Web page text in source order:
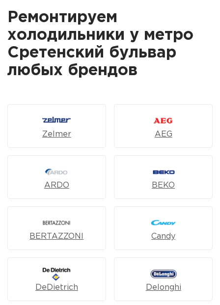
Ремонтируем
холодильники у метро
Сретенский бульвар
любых брендов
Zelmer AEG
ARDO BEKO
BERTAZZONI Candy
DeDietrich Delonghi